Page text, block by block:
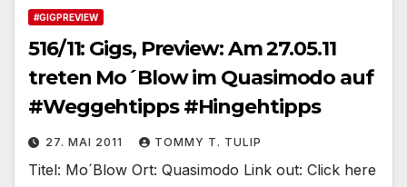
#GIGPREVIEW
516/11: Gigs, Preview: Am 27.05.11
treten Mo´Blow im Quasimodo auf
#Weggehtipps #Hingehtipps
27. MAI 2011 TOMMY T. TULIP
Titel: Mo´Blow Ort: Quasimodo Link out: Click here